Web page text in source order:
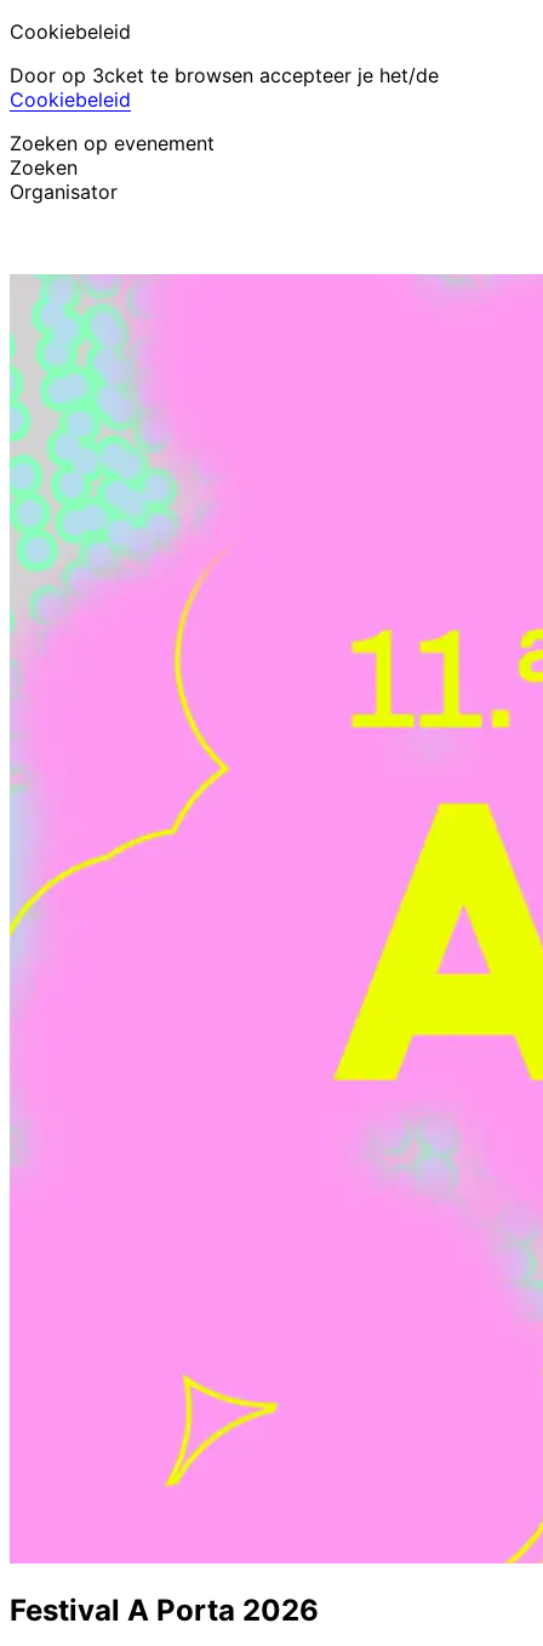
Cookiebeleid
Door op 3cket te browsen accepteer je het/de
Cookiebeleid
Zoeken op evenement
Zoeken
Organisator
Nederlands
Hulp voor deelnemer
Login
Festival A Porta 2026